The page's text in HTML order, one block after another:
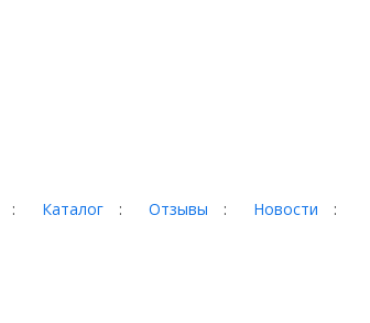
: Каталог : Отзывы : Новости
: